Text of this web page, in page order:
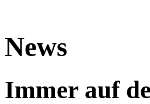
News
Immer auf